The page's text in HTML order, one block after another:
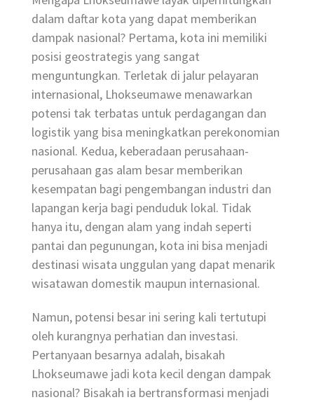
dalam daftar kota yang dapat memberikan
dampak nasional? Pertama, kota ini memiliki
posisi geostrategis yang sangat
menguntungkan. Terletak di jalur pelayaran
internasional, Lhokseumawe menawarkan
potensi tak terbatas untuk perdagangan dan
logistik yang bisa meningkatkan perekonomian
nasional. Kedua, keberadaan perusahaan-
perusahaan gas alam besar memberikan
kesempatan bagi pengembangan industri dan
lapangan kerja bagi penduduk lokal. Tidak
hanya itu, dengan alam yang indah seperti
pantai dan pegunungan, kota ini bisa menjadi
destinasi wisata unggulan yang dapat menarik
wisatawan domestik maupun internasional.
Namun, potensi besar ini sering kali tertutupi
oleh kurangnya perhatian dan investasi.
Pertanyaan besarnya adalah, bisakah
Lhokseumawe jadi kota kecil dengan dampak
nasional? Bisakah ia bertransformasi menjadi